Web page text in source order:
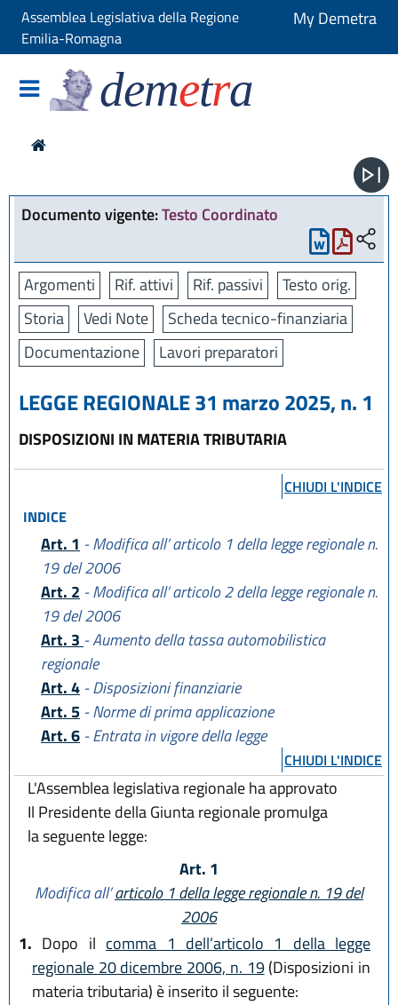
Assemblea Legislativa della Regione
Emilia-Romagna
My Demetra
demetra
Documento vigente:Testo Coordinato
Argomenti Rif. attivi Rif. passivi
Testo orig.
Storia
Vedi Note
Scheda tecnico-finanziaria
Documentazione
Lavori preparatori
LEGGE REGIONALE 31 marzo 2025, n. 1
DISPOSIZIONI IN MATERIA TRIBUTARIA
CHIUDI L'INDICE
INDICE
Art. 1 - Modifica all’ articolo 1 della legge regionale n.
19 del 2006
Art. 2 - Modifica all’ articolo 2 della legge regionale n.
19 del 2006
Art. 3 - Aumento della tassa automobilistica
regionale
Art. 4 - Disposizioni finanziarie
Art. 5 - Norme di prima applicazione
Art. 6 - Entrata in vigore della legge
CHIUDI L'INDICE
L'Assemblea legislativa regionale ha approvato
Il Presidente della Giunta regionale promulga
la seguente legge:
Art. 1
Modifica all’articolo 1 della legge regionale n. 19 del
2006
1. Dopo il comma 1 dell’articolo 1 della legge
regionale 20 dicembre 2006, n. 19(Disposizioni in
materia tributaria) è inserito il seguente: